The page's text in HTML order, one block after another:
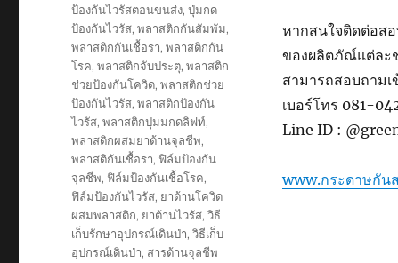
หากสนใจติดต่อส
ของผลิตภัณ์แต่ละ
สามารถสอบถามเ
เบอร์โทร 081-
Line ID :
www.กระดาษกัน
ป้องกันไวรัสตอนขนส่ง,ปุ่มกด
ป้องกันไวรัส,พลาสติกกันสัมพัม,
พลาสติกกันเชื้อรา,พลาสติกกัน
โรค,พลาสติกจับประตุ,พลาสติก
ช่วยป้องกันโควิด,พลาสติกช่วย
ป้องกันไวรัส,พลาสติกป้องกัน
ไวรัส,พลาสติกปุ่มมกดลิฟท์,
พลาสติกผสมยาต้านจุลชีพ,
พลาสติกันเชื้อรา, ฟิล์มป้องกัน
จุลชีพ, ฟิล์มป้องกันเชื้อโรค,
ฟิล์มป้องกันไวรัส, ยาต้านโควิด
ผสมพลาสติก, ยาต้านไวรัส,วิธี
เก็บรักษาอุปกรณ์เดินป่า,วิธีเก็บ
อุปกรณ์เดินป่า, สารต้านจุลชีพ